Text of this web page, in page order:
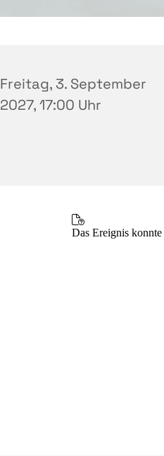
Freitag, 3. September
2027, 17:00 Uhr